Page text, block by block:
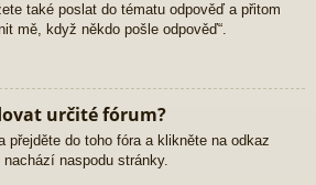
také poslat do tématu odpověď a přitom
mě, když někdo pošle odpověď“.
určité fórum?
přejděte do toho fóra a klikněte na odkaz
nachází naspodu stránky.